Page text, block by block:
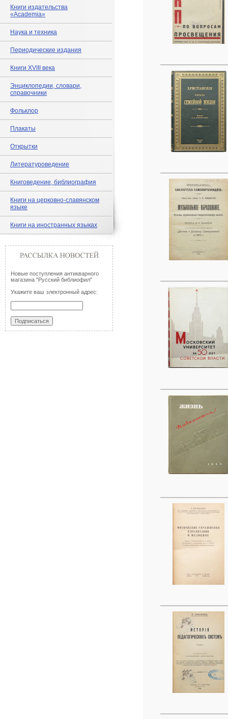
Книги издательства
«Academia»
Наука и техника
Периодические издания
Книги XVIII века
Энциклопедии, словари,
справочники
Фольклор
Плакаты
Открытки
Литературоведение
Книговедение, библиография
Книги на церковно-славянском
языке
Книги на иностранных языках
Новые поступления антикварного
магазина "Русский библиофил"
Укажите ваш электронный адрес: